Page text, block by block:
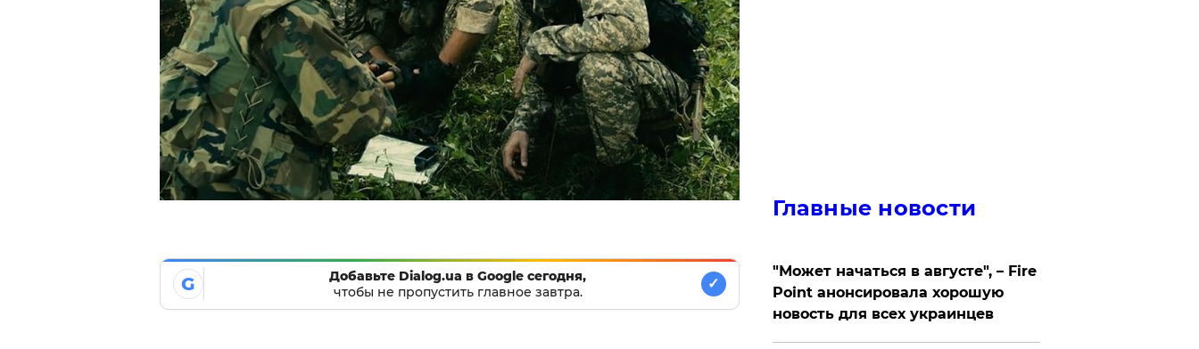
G
Добавьте Dialog.ua в Google сегодня,
чтобы не пропустить главное завтра.
✓
Главные новости
"Может начаться в августе", – Fire
Point анонсировала хорошую
новость для всех украинцев